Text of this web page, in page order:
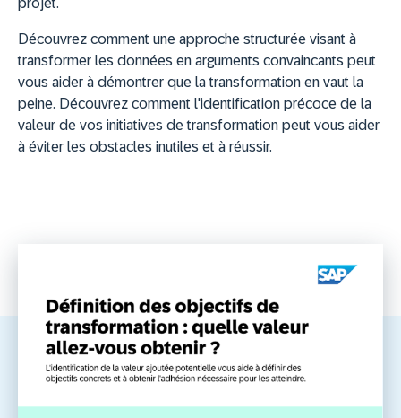
projet.
Découvrez comment une approche structurée visant à
transformer les données en arguments convaincants peut
vous aider à démontrer que la transformation en vaut la
peine. Découvrez comment l'identification précoce de la
valeur de vos initiatives de transformation peut vous aider
à éviter les obstacles inutiles et à réussir.